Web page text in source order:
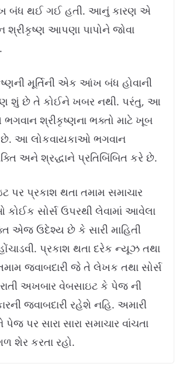
બંધ થઈ ગઈ હતી. આનું કારણ એ
શ્રીકૃષ્ણ આપણા પાપોને જોવા
મૂર્તિની એક આંખ બંધ હોવાની
શું છે તે કોઈને ખબર નથી. પરંતુ, આ
શ્રીકૃષ્ણના ભક્તો માટે ખૂબ
આ લોકવાયકાઓ ભગવાન
અને શ્રદ્ધાને પ્રતિબિંબિત કરે છે.
પર પ્રકાશ થતા તમામ સમાચાર
સોર્સ ઉપરથી લેવામાં આવેલા
એજ ઉદેશ્ય છે કે સારી માહિતી
પ્રકાશ થતા દરેક ન્યૂઝ તથા
જવાબદારી જે તે લેખક તથા સોર્સ
અખબાર વેબસાઇટ કે પેજ ની
જવાબદારી રહેશે નહિ. અમારી
પર સારા સારા સમાચાર વાંચતા
શેર કરતા રહો.